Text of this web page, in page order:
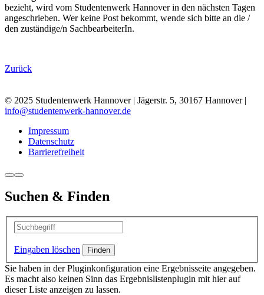
bezieht, wird vom Studentenwerk Hannover in den nächsten Tagen
angeschrieben. Wer keine Post bekommt, wende sich bitte an die /
den zuständige/n SachbearbeiterIn.
Zurück
© 2025 Studentenwerk Hannover | Jägerstr. 5, 30167 Hannover |
info@studentenwerk-hannover.de
Impressum
Datenschutz
Barrierefreiheit
Suchen & Finden
Eingaben löschen
Sie haben in der Pluginkonfiguration eine Ergebnisseite angegeben.
Es macht also keinen Sinn das Ergebnislistenplugin mit hier auf
dieser Liste anzeigen zu lassen.